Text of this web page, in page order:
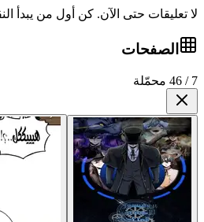
حتى الآن. كن أول من يبدأ النقاش.